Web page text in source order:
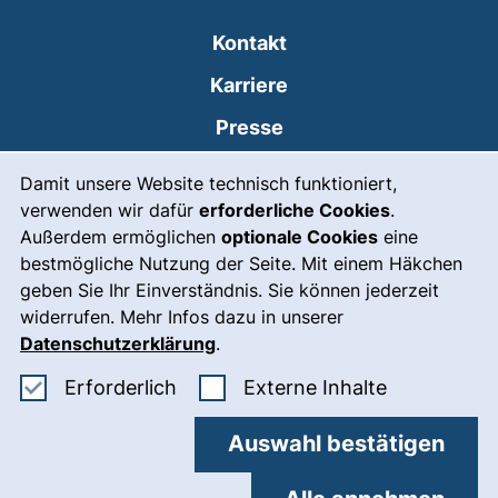
Damit unsere Website technisch funktioniert,
verwenden wir dafür erforderliche Cookies.
Außerdem ermöglichen optionale Cookies eine
bestmögliche Nutzung der Seite. Mit einem Häkchen
geben Sie Ihr Einverständnis. Sie können jederzeit
widerrufen. Mehr Infos dazu in unserer
Datenschutzerklärung.
Erforderlich Erforderliche Cookies akzeptieren
Externe Inhalte: Externe
Auswahl bestätigen
Kontakt
Karriere
Presse
Leichte Sprache
Gebärdensprache
Notfall(externer Link, öffnet
Impressum
Barrierefreiheit
Datenschutz